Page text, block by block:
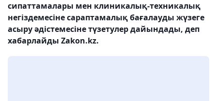
сипаттамалары мен клиникалық-техникалық
негіздемесіне сараптамалық бағалауды жүзеге
асыру әдістемесіне түзетулер дайындады, деп
хабарлайды Zakon.kz.